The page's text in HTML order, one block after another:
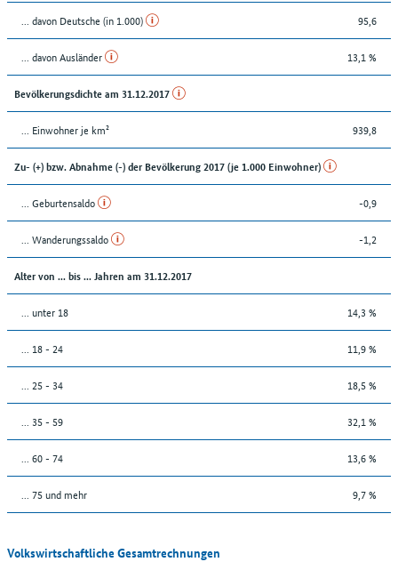
... davon Deutsche (in 1.000) 95,6
... davon Ausländer 13,1 %
Bevölkerungsdichte am 31.12.2017
... Einwohner je km² 939,8
Zu- (+) bzw. Abnahme (-) der Bevölkerung 2017 (je 1.000 Einwohner)
... Geburtensaldo -0,9
... Wanderungssaldo -1,2
Alter von ... bis ... Jahren am 31.12.2017
... unter 18 14,3 %
... 18 - 24 11,9 %
... 25 - 34 18,5 %
... 35 - 59 32,1 %
... 60 - 74 13,6 %
... 75 und mehr 9,7 %
Volkswirtschaftliche Gesamtrechnungen